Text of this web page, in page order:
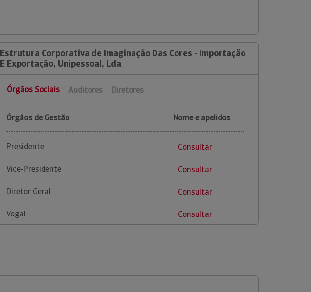
Estrutura Corporativa de Imaginação Das Cores - Importação
E Exportação, Unipessoal, Lda
Órgãos Sociais Auditores Diretores
Órgãos de Gestão Nome e apelidos
Presidente Consultar
Vice-Presidente Consultar
Diretor Geral Consultar
Vogal Consultar